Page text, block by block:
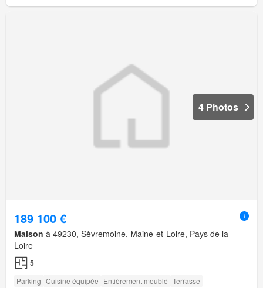
4 Photos
189 100 €
Maison à 49230, Sèvremoine, Maine-et-Loire, Pays de la
Loire
5
Parking Cuisine équipée Entièrement meublé Terrasse